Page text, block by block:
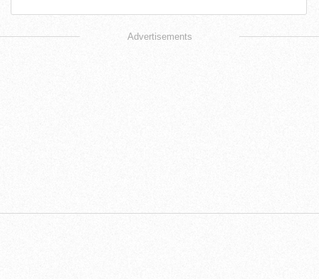
Advertisements